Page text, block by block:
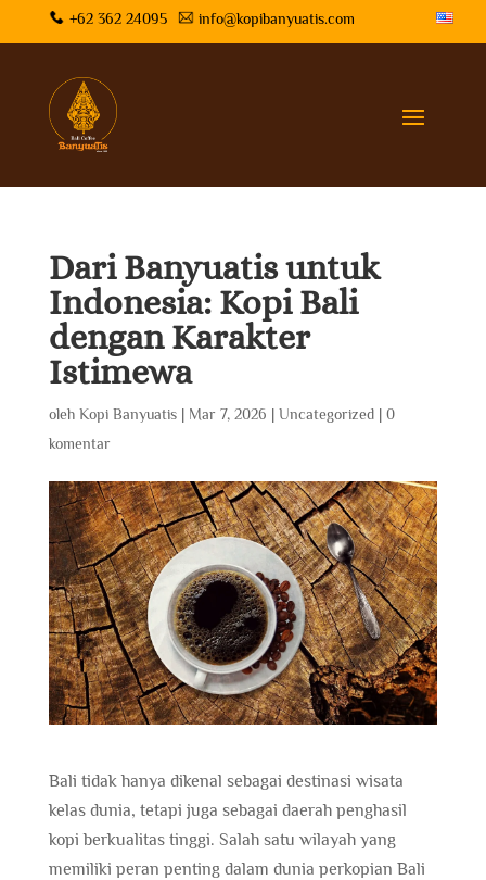
+62 362 24095 info@kopibanyuatis.com
Dari Banyuatis untuk
Indonesia: Kopi Bali
dengan Karakter
Istimewa
oleh Kopi Banyuatis| Mar 7, 2026 | Uncategorized| 0
komentar
Bali tidak hanya dikenal sebagai destinasi wisata
kelas dunia, tetapi juga sebagai daerah penghasil
kopi berkualitas tinggi. Salah satu wilayah yang
memiliki peran penting dalam dunia perkopian Bali